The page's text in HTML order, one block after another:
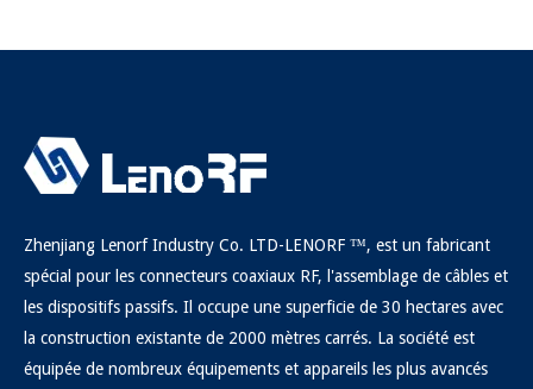
Zhenjiang Lenorf Industry Co. LTD-LENORF ™, est un fabricant
spécial pour les connecteurs coaxiaux RF, l'assemblage de câbles et
les dispositifs passifs. Il occupe une superficie de 30 hectares avec
la construction existante de 2000 mètres carrés. La société est
équipée de nombreux équipements et appareils les plus avancés